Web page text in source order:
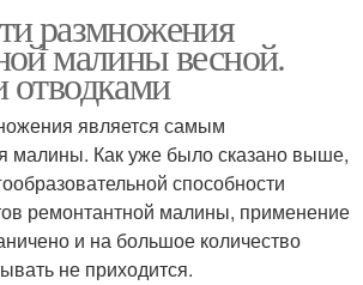
размножения
малины весной.
является самым
малины. Как уже было сказано выше,
способности
ремонтантной малины, применение
и на большое количество
не приходится.